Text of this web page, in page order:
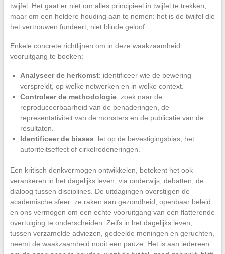
twijfel. Het gaat er niet om alles principieel in twijfel te trekken,
maar om een heldere houding aan te nemen: het is de twijfel die
het vertrouwen fundeert, niet blinde geloof.
Enkele concrete richtlijnen om in deze waakzaamheid
vooruitgang te boeken:
Analyseer de herkomst: identificeer wie de bewering
verspreidt, op welke netwerken en in welke context.
Controleer de methodologie: zoek naar de
reproduceerbaarheid van de benaderingen, de
representativiteit van de monsters en de publicatie van de
resultaten.
Identificeer de biases: let op de bevestigingsbias, het
autoriteitseffect of cirkelredeneringen.
Een kritisch denkvermogen ontwikkelen, betekent het ook
verankeren in het dagelijks leven, via onderwijs, debatten, de
dialoog tussen disciplines. De uitdagingen overstijgen de
academische sfeer: ze raken aan gezondheid, openbaar beleid,
en ons vermogen om een echte vooruitgang van een flatterende
overtuiging te onderscheiden. Zelfs in het dagelijks leven,
tussen verzamelde adviezen, gedeelde meningen en geruchten,
neemt de waakzaamheid nooit een pauze. Het is aan iedereen